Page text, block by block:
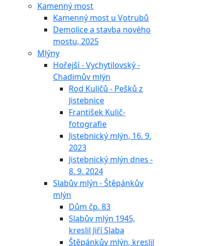
Kamenný most
Kamenný most u Votrubů
Demolice a stavba nového
mostu, 2025
Mlýny
Hořejší - Vychytilovský -
Chadimův mlýn
Rod Kuličů - Pešků z
Jistebnice
František Kulič-
fotografie
Jistebnický mlýn, 16. 9.
2023
Jistebnický mlýn dnes -
8. 9. 2024
Slabův mlýn - Štěpánkův
mlýn
Dům čp. 83
Slabův mlýn 1945,
kreslil Jiří Slaba
Štěpánkův mlýn, kreslil